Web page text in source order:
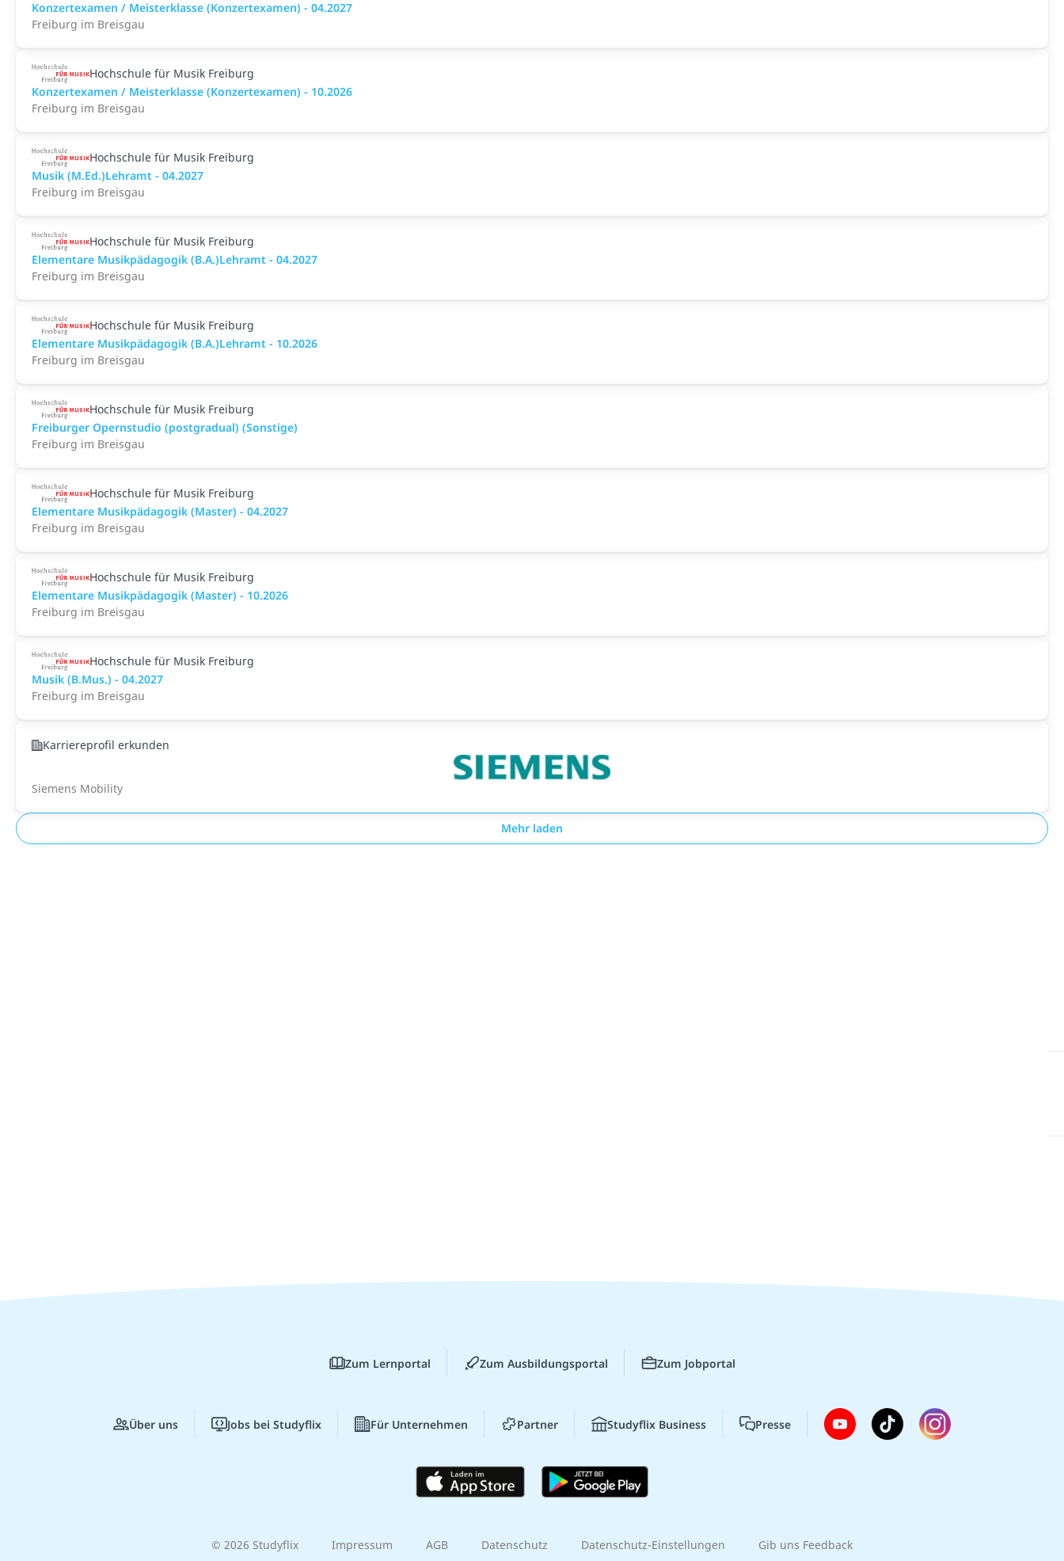
Konzertexamen / Meisterklasse (Konzertexamen) - 04.2027
Freiburg im Breisgau
Hochschule für Musik Freiburg
Konzertexamen / Meisterklasse (Konzertexamen) - 10.2026
Freiburg im Breisgau
Hochschule für Musik Freiburg
Musik (M.Ed.)Lehramt - 04.2027
Freiburg im Breisgau
Hochschule für Musik Freiburg
Elementare Musikpädagogik (B.A.)Lehramt - 04.2027
Freiburg im Breisgau
Hochschule für Musik Freiburg
Elementare Musikpädagogik (B.A.)Lehramt - 10.2026
Freiburg im Breisgau
Hochschule für Musik Freiburg
Freiburger Opernstudio (postgradual) (Sonstige)
Freiburg im Breisgau
Hochschule für Musik Freiburg
Elementare Musikpädagogik (Master) - 04.2027
Freiburg im Breisgau
Hochschule für Musik Freiburg
Elementare Musikpädagogik (Master) - 10.2026
Freiburg im Breisgau
Hochschule für Musik Freiburg
Musik (B.Mus.) - 04.2027
Freiburg im Breisgau
Karriereprofil erkunden
Siemens Mobility
Mehr laden
Zum Lernportal Zum Ausbildungsportal Zum Jobportal
Über uns Jobs bei Studyflix Für Unternehmen Partner Studyflix Business Presse
© 2026 Studyflix Impressum AGB Datenschutz Datenschutz-Einstellungen Gib uns Feedback